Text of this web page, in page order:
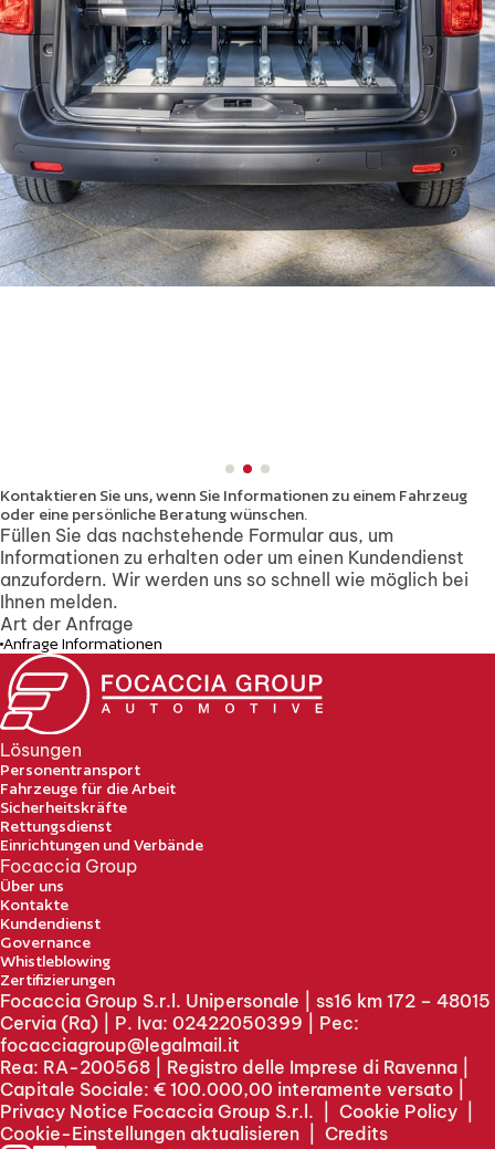
Kontaktieren Sie uns, wenn Sie Informationen zu einem Fahrzeug
oder eine persönliche Beratung wünschen.
Füllen Sie das nachstehende Formular aus, um
Informationen zu erhalten oder um einen Kundendienst
anzufordern. Wir werden uns so schnell wie möglich bei
Ihnen melden.
Art der Anfrage
Anfrage Informationen
Lösungen
Personentransport
Fahrzeuge für die Arbeit
Sicherheitskräfte
Rettungsdienst
Einrichtungen und Verbände
Focaccia Group
Über uns
Kontakte
Kundendienst
Governance
Whistleblowing
Zertifizierungen
Focaccia Group S.r.l. Unipersonale | ss16 km 172 – 48015
Cervia (Ra) | P. Iva: 02422050399 | Pec:
focacciagroup@legalmail.it
Rea: RA-200568 | Registro delle Imprese di Ravenna |
Capitale Sociale: € 100.000,00 interamente versato |
Privacy Notice Focaccia Group S.r.l.
Cookie Policy
Cookie-Einstellungen aktualisieren
Credits